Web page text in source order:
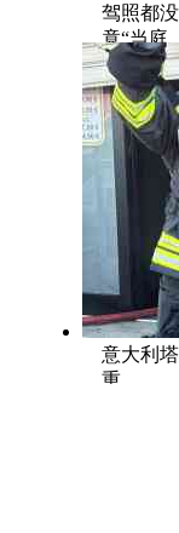
驾照都
竟“当庭
意大利
重